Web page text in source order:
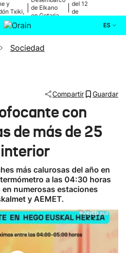
y
Txiki,
de Elkano
en Getaria
del 12
de
ES
Actualidad
Ikusmiran
Eguraldia
Sociedad
Compartir Guardar
con
de más de 25
más calurosas del año en
a las 04:30 horas
numerosas estaciones
y AEMET.